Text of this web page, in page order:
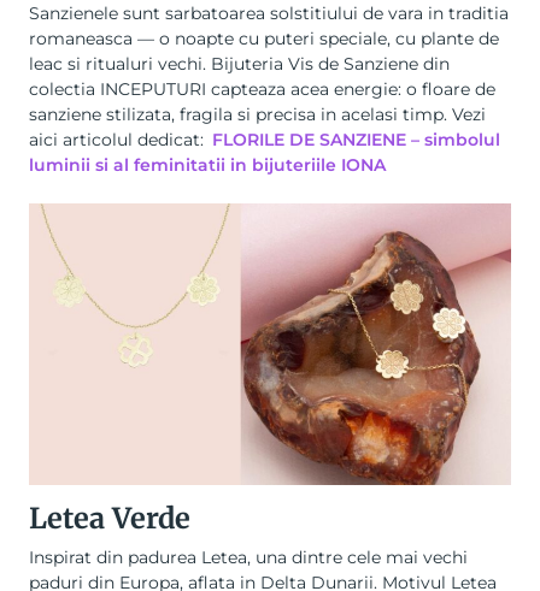
Sanzienele sunt sarbatoarea solstitiului de vara in traditia
romaneasca — o noapte cu puteri speciale, cu plante de
leac si ritualuri vechi. Bijuteria Vis de Sanziene din
colectia INCEPUTURI capteaza acea energie: o floare de
sanziene stilizata, fragila si precisa in acelasi timp. Vezi
aici articolul dedicat: FLORILE DE SANZIENE – simbolul
luminii si al feminitatii in bijuteriile IONA
Letea Verde
Inspirat din padurea Letea, una dintre cele mai vechi
paduri din Europa, aflata in Delta Dunarii. Motivul Letea